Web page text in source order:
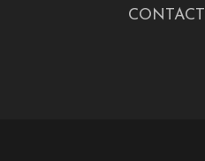
CONTACT